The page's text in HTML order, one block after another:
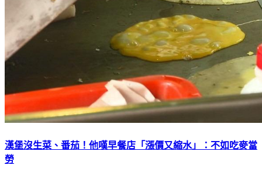
勞